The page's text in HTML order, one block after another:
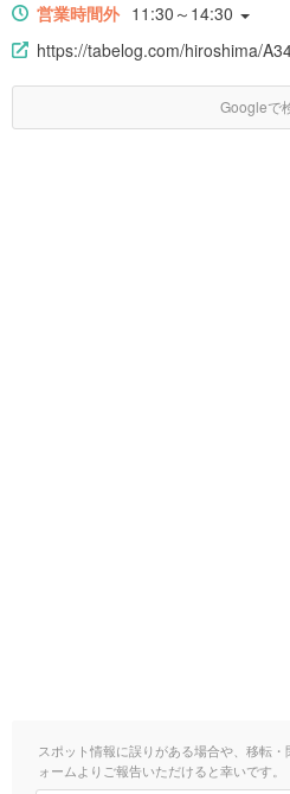
営業時間外 11:30～14:30
https://tabelog.com/hiroshima/
Googleで
スポット情報に誤りがある場合や、移転
ォームよりご報告いただけると幸いです。